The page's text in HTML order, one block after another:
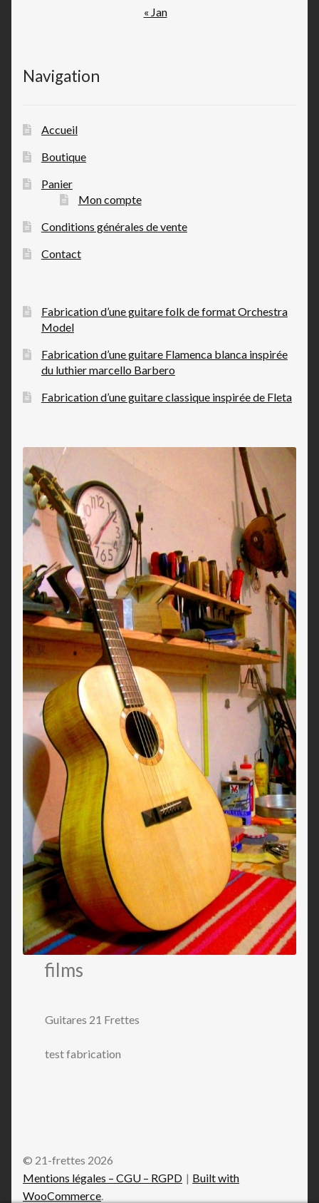
« Jan
Navigation
Accueil
Boutique
Panier
Mon compte
Conditions générales de vente
Contact
Fabrication d’une guitare folk de format Orchestra
Model
Fabrication d’une guitare Flamenca blanca inspirée
du luthier marcello Barbero
Fabrication d’une guitare classique inspirée de Fleta
films
Guitares 21 Frettes
test fabrication
© 21-frettes 2026
Mentions légales – CGU – RGPD
Built with
WooCommerce